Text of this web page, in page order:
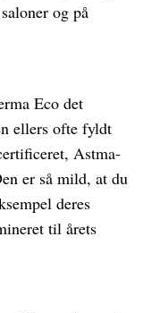
og på
Eco det
ellers ofte fyldt
Astma-
er så mild, at du
deres
til årets